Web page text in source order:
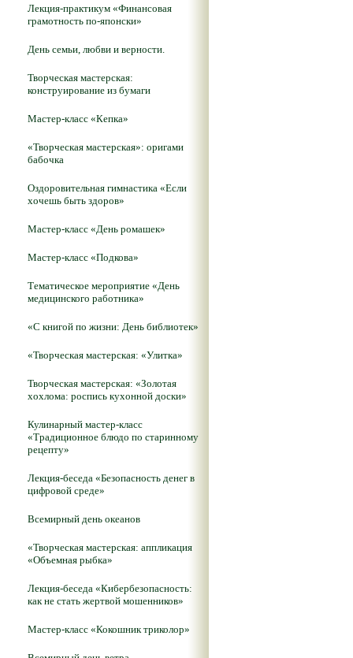
Лекция-практикум «Финансовая
грамотность по-японски»
День семьи, любви и верности.
Творческая мастерская:
конструирование из бумаги
Мастер-класс «Кепка»
«Творческая мастерская»: оригами
бабочка
Оздоровительная гимнастика «Если
хочешь быть здоров»
Мастер-класс «День ромашек»
Мастер-класс «Подкова»
Тематическое мероприятие «День
медицинского работника»
«С книгой по жизни: День библиотек»
«Творческая мастерская: «Улитка»
Творческая мастерская: «Золотая
хохлома: роспись кухонной доски»
Кулинарный мастер-класс
«Традиционное блюдо по старинному
рецепту»
Лекция-беседа «Безопасность денег в
цифровой среде»
Всемирный день океанов
«Творческая мастерская: аппликация
«Объемная рыбка»
Лекция-беседа «Кибербезопасность:
как не стать жертвой мошенников»
Мастер-класс «Кокошник триколор»